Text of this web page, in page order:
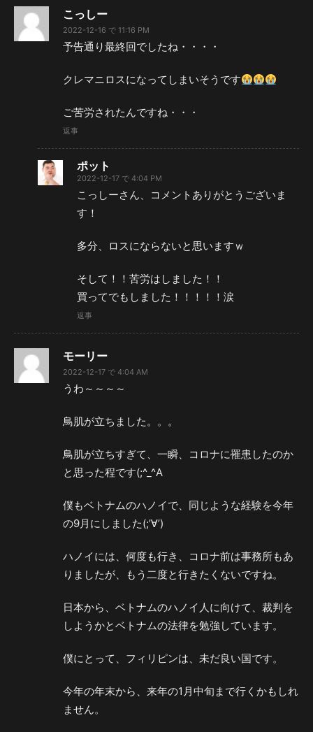
こっしー
2022-12-16 で 11:16 PM
予告通り最終回でしたね・・・・
クレマニロスになってしまいそうです
ご苦労されたんですね・・・
返事
ポット
2022-12-17 で 4:04 PM
こっしーさん、コメントありがとうございま
す！
多分、ロスにならないと思いますｗ
そして！！苦労はしました！！
買ってでもしました！！！！！涙
返事
モーリー
2022-12-17 で 4:04 AM
うわ～～～～
鳥肌が立ちました。。。
鳥肌が立ちすぎて、一瞬、コロナに罹患したのか
と思った程です(;^_^A
僕もベトナムのハノイで、同じような経験を今年
の9月にしました(;’∀’)
ハノイには、何度も行き、コロナ前は事務所もあ
りましたが、もう二度と行きたくないですね。
日本から、ベトナムのハノイ人に向けて、裁判を
しようかとベトナムの法律を勉強しています。
僕にとって、フィリピンは、未だ良い国です。
今年の年末から、来年の1月中旬まで行くかもしれ
ません。